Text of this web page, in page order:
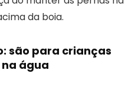
da boia.
são para crianças
água